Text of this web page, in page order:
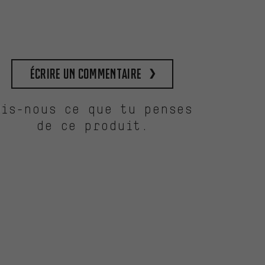
Écrire un commentaire
nous ce que tu penses
de ce produit.